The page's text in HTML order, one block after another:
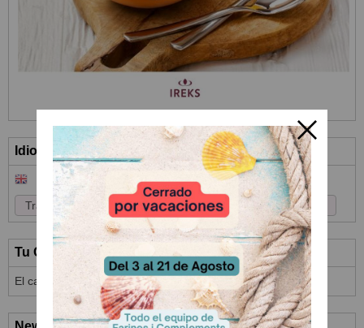
Idioma
Tu Carrito (0)
El carrito de la compra está vacío